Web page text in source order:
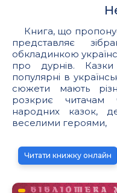
Книга, що
представляє
обкладинкою
про дурнів.
популярні в
сюжети мають
розкриє читачам
народних казок,
веселими героями,
Читати книжку онлайн